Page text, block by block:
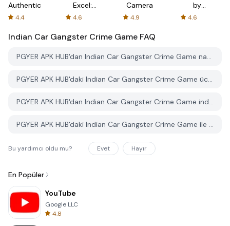
Authenticator
4.4
Excel:
Spreadsheets
4.6
Camera
4.9
by
AFTVnews
4.6
Indian Car Gangster Crime Game FAQ
PGYER APK HUB'dan Indian Car Gangster Crime Game nasıl indirilir?
PGYER APK HUB'daki Indian Car Gangster Crime Game ücretsiz mi indirilebilir?
PGYER APK HUB'dan Indian Car Gangster Crime Game indirmek için bir hesaba ihtiyacım var mı?
PGYER APK HUB'daki Indian Car Gangster Crime Game ile ilgili bir sorunu nasıl bildirebilirim?
Bu yardımcı oldu mu? Evet Hayır
En Popüler
YouTube
Google LLC
4.8